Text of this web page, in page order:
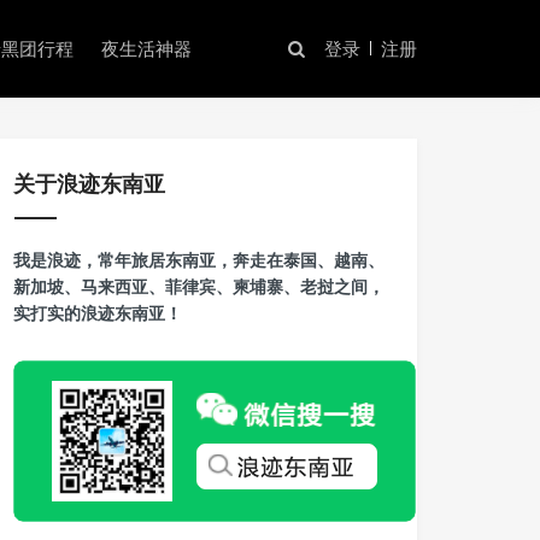
团行程 夜生活神器 登录 注册
关于浪迹东南亚
我是浪迹，常年旅居东南亚，奔走在泰国、越南、
新加坡、马来西亚、菲律宾、柬埔寨、老挝之间，
实打实的浪迹东南亚！